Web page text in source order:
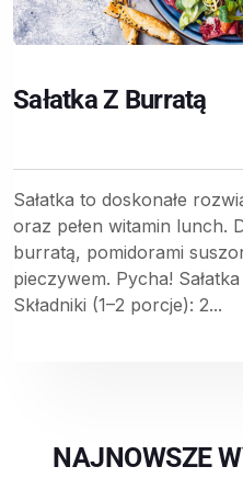
Sałatka Z Burratą
Sałatka to doskonałe
oraz pełen witamin lunch.
burratą, pomidorami
pieczywem. Pycha!
Składniki (1–2 porcje): 2...
NAJNOWSZE